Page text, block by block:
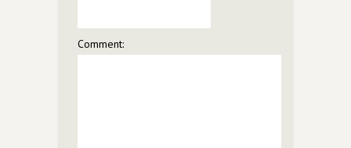
Comment: